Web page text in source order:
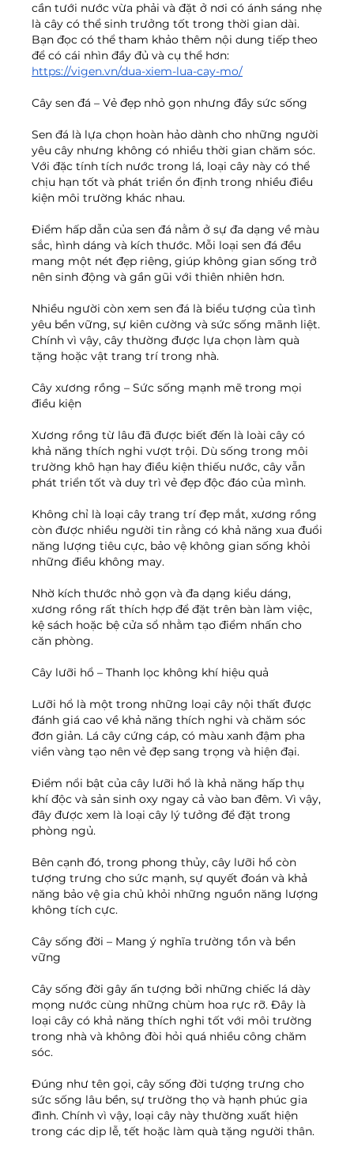
cần tưới nước vừa phải và đặt ở nơi có ánh sáng nhẹ
là cây có thể sinh trưởng tốt trong thời gian dài.
Bạn đọc có thể tham khảo thêm nội dung tiếp theo
https://vigen.vn/dua-xiem-lua-cay-mo/
Cây sen đá – Vẻ đẹp nhỏ gọn nhưng đầy sức sống
Sen đá là lựa chọn hoàn hảo dành cho những người
yêu cây nhưng không có nhiều thời gian chăm sóc.
Với đặc tính tích nước trong lá, loại cây này có thể
chịu hạn tốt và phát triển ổn định trong nhiều điều
kiện môi trường khác nhau.
Điểm hấp dẫn của sen đá nằm ở sự đa dạng về màu
sắc, hình dáng và kích thước. Mỗi loại sen đá đều
mang một nét đẹp riêng, giúp không gian sống trở
nên sinh động và gần gũi với thiên nhiên hơn.
Nhiều người còn xem sen đá là biểu tượng của tình
yêu bền vững, sự kiên cường và sức sống mãnh liệt.
Chính vì vậy, cây thường được lựa chọn làm quà
tặng hoặc vật trang trí trong nhà.
Cây xương rồng – Sức sống mạnh mẽ trong mọi
điều kiện
Xương rồng từ lâu đã được biết đến là loài cây có
khả năng thích nghi vượt trội. Dù sống trong môi
trường khô hạn hay điều kiện thiếu nước, cây vẫn
phát triển tốt và duy trì vẻ đẹp độc đáo của mình.
Không chỉ là loại cây trang trí đẹp mắt, xương rồng
còn được nhiều người tin rằng có khả năng xua đuổi
năng lượng tiêu cực, bảo vệ không gian sống khỏi
những điều không may.
Nhờ kích thước nhỏ gọn và đa dạng kiểu dáng,
xương rồng rất thích hợp để đặt trên bàn làm việc,
kệ sách hoặc bệ cửa sổ nhằm tạo điểm nhấn cho
căn phòng.
Cây lưỡi hổ – Thanh lọc không khí hiệu quả
Lưỡi hổ là một trong những loại cây nội thất được
đánh giá cao về khả năng thích nghi và chăm sóc
đơn giản. Lá cây cứng cáp, có màu xanh đậm pha
viền vàng tạo nên vẻ đẹp sang trọng và hiện đại.
Điểm nổi bật của cây lưỡi hổ là khả năng hấp thụ
khí độc và sản sinh oxy ngay cả vào ban đêm. Vì vậy,
đây được xem là loại cây lý tưởng để đặt trong
phòng ngủ.
Bên cạnh đó, trong phong thủy, cây lưỡi hổ còn
tượng trưng cho sức mạnh, sự quyết đoán và khả
năng bảo vệ gia chủ khỏi những nguồn năng lượng
không tích cực.
Cây sống đời – Mang ý nghĩa trường tồn và bền
vững
Cây sống đời gây ấn tượng bởi những chiếc lá dày
mọng nước cùng những chùm hoa rực rỡ. Đây là
loại cây có khả năng thích nghi tốt với môi trường
trong nhà và không đòi hỏi quá nhiều công chăm
sóc.
Đúng như tên gọi, cây sống đời tượng trưng cho
sức sống lâu bền, sự trường thọ và hạnh phúc gia
đình. Chính vì vậy, loại cây này thường xuất hiện
trong các dịp lễ, tết hoặc làm quà tặng người thân.